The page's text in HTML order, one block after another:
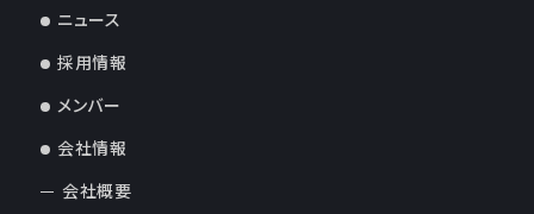
ニュース
採用情報
メンバー
会社情報
会社概要